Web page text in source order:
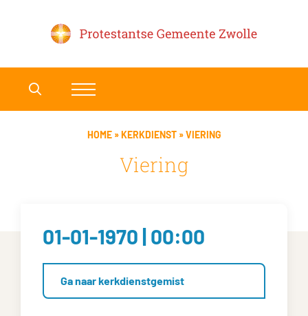
HOME»KERKDIENST»VIERING
Viering
01-01-1970 | 00:00
Ga naar kerkdienstgemist